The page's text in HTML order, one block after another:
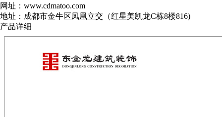
网址：www.cdmatoo.com
地址：成都市金牛区凤凰立交（红星美凯龙C栋8楼816)
产品详细